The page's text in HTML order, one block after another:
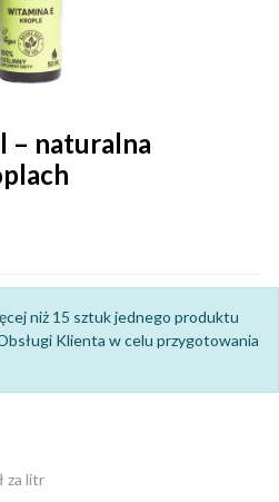
– naturalna
niż 15 sztuk jednego produktu
Klienta w celu przygotowania
za litr